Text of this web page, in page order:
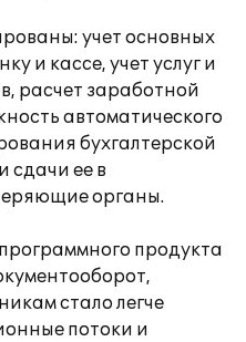
учет основных
и кассе, учет услуг и
расчет заработной
автоматического
бухгалтерской
сдачи ее в
органы.
продукта
стало легче
потоки и